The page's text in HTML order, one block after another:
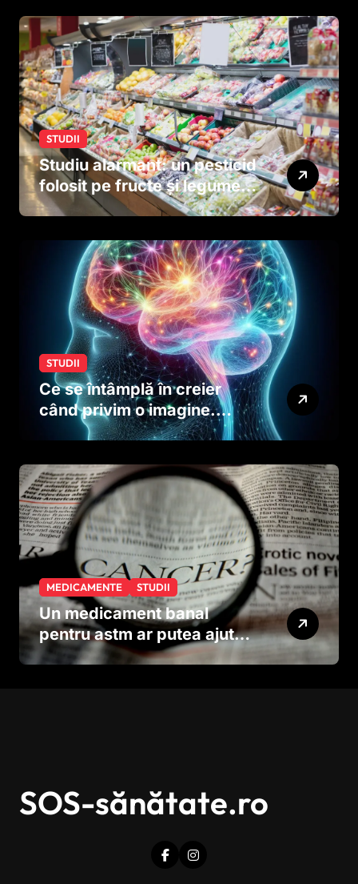
STUDII
Studiu alarmant: un pesticid
folosit pe fructe și legume
ar putea afecta dezvoltarea
dinainte de naștere
STUDII
Ce se întâmplă în creier
când privim o imagine.
Studiul care explică rolul
MEDICAMENTE STUDII
Un medicament banal
pentru astm ar putea ajuta
în lupta împotriva
SOS-sănătate.ro